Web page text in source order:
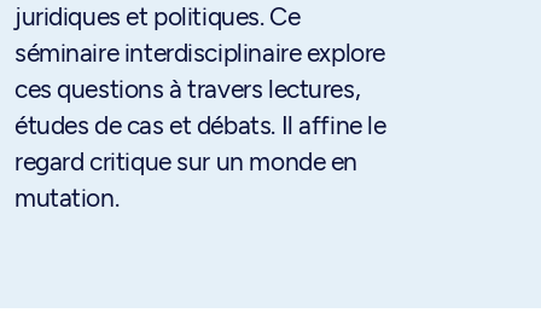
juridiques et politiques. Ce
séminaire interdisciplinaire explore
ces questions à travers lectures,
études de cas et débats. Il affine le
regard critique sur un monde en
mutation.